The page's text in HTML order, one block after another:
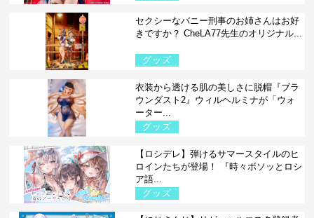
セクシーなバニー刑事のお姉さんはお好
きですか？ CheLA77先生のオリジナル...
グッズ
衣装から透ける肌の美しさに脱帽『ブラ
ウンダスト2』ウィルヘルミナが「ウォ
ーター...
グッズ
【ロシデレ】弾けるサマースタイルのヒ
ロインたちが登場！ 『時々ボソッとロシ
ア語...
グッズ